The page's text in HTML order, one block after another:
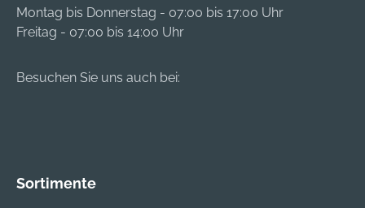
info@banholzerundw
enz.de
häufigere
Montag bis Donnerstag - 07:00 bis 17:00 Uhr
Freitag - 07:00 bis 14:00 Uhr
Besuchen Sie uns auch bei:
Sortimente